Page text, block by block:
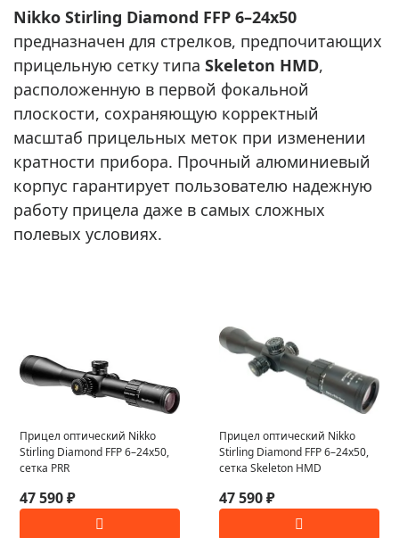
Nikko Stirling Diamond FFP 6–24x50
предназначен для стрелков, предпочитающих
прицельную сетку типа Skeleton HMD,
расположенную в первой фокальной
плоскости, сохраняющую корректный
масштаб прицельных меток при изменении
кратности прибора. Прочный алюминиевый
корпус гарантирует пользователю надежную
работу прицела даже в самых сложных
полевых условиях.
Прицел оптический Nikko
Stirling Diamond FFP 6–24x50,
сетка PRR
47 590 ₽
Прицел оптический Nikko
Stirling Diamond FFP 6–24x50,
сетка Skeleton HMD
47 590 ₽